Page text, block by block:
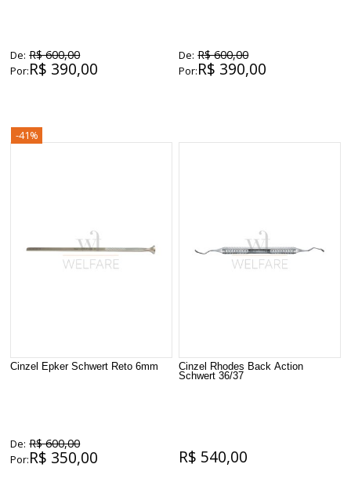
De: R$ 600,00
Por:R$ 390,00
De: R$ 600,00
Por:R$ 390,00
-41%
Cinzel Epker Schwert Reto 6mm
De: R$ 600,00
Por:R$ 350,00
Cinzel Rhodes Back Action
Schwert 36/37
R$ 540,00